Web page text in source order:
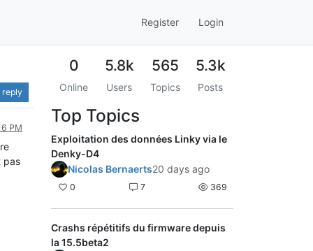
Register Login
reply
PM
pas
0
Online
5.8k
Users
565
Topics
5.3k
Posts
Top Topics
Exploitation des données Linky via le
Denky-D4
Nicolas Bernaerts20 days ago
0 7 369
Crashs répétitifs du firmware depuis
la 15.5beta2